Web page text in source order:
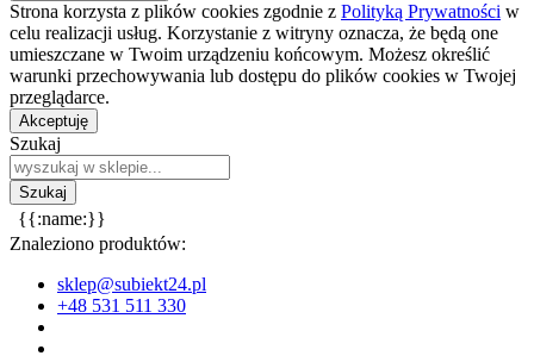
Strona korzysta z plików cookies zgodnie z Polityką Prywatności w
celu realizacji usług. Korzystanie z witryny oznacza, że będą one
umieszczane w Twoim urządzeniu końcowym. Możesz określić
warunki przechowywania lub dostępu do plików cookies w Twojej
przeglądarce.
Akceptuję
Szukaj
{{:name:}}
Znaleziono produktów:
sklep@subiekt24.pl
+48 531 511 330